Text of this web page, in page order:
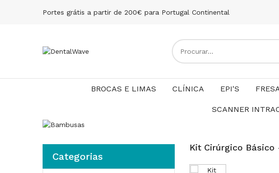
Portes grátis a partir de 200€ para Portugal Continental
BROCAS E LIMAS CLÍNICA EPI'S
SCANNER
Categorias
Kit Cirúrgico Básico